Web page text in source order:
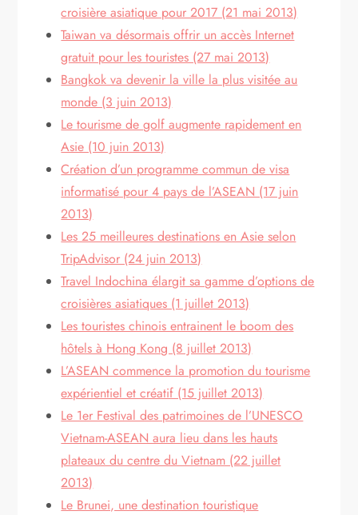
croisière asiatique pour 2017 (21 mai 2013)
Taiwan va désormais offrir un accès Internet
gratuit pour les touristes (27 mai 2013)
Bangkok va devenir la ville la plus visitée au
monde (3 juin 2013)
Le tourisme de golf augmente rapidement en
Asie (10 juin 2013)
Création d’un programme commun de visa
informatisé pour 4 pays de l’ASEAN (17 juin
2013)
Les 25 meilleures destinations en Asie selon
TripAdvisor (24 juin 2013)
Travel Indochina élargit sa gamme d’options de
croisières asiatiques (1 juillet 2013)
Les touristes chinois entrainent le boom des
hôtels à Hong Kong (8 juillet 2013)
L’ASEAN commence la promotion du tourisme
expérientiel et créatif (15 juillet 2013)
Le 1er Festival des patrimoines de l’UNESCO
Vietnam-ASEAN aura lieu dans les hauts
plateaux du centre du Vietnam (22 juillet
2013)
Le Brunei, une destination touristique